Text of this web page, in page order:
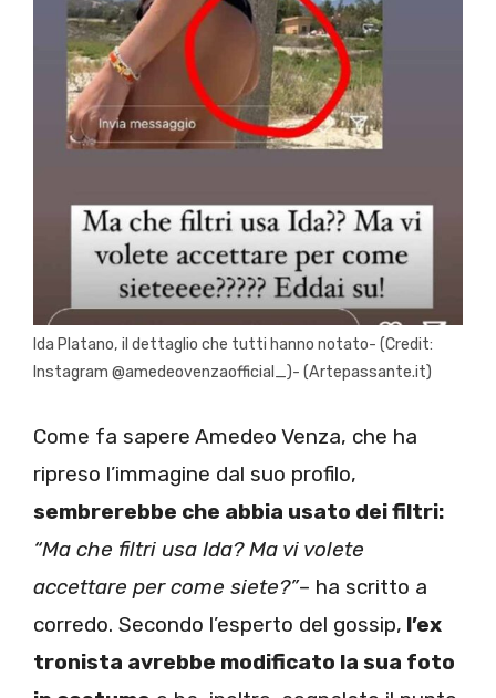
Ida Platano, il dettaglio che tutti hanno notato- (Credit:
Instagram @amedeovenzaofficial_)- (Artepassante.it)
Come fa sapere Amedeo Venza, che ha
ripreso l’immagine dal suo profilo,
sembrerebbe che abbia usato dei filtri:
“Ma che filtri usa Ida? Ma vi volete
accettare per come siete?”– ha scritto a
corredo. Secondo l’esperto del gossip, l’ex
tronista avrebbe modificato la sua foto